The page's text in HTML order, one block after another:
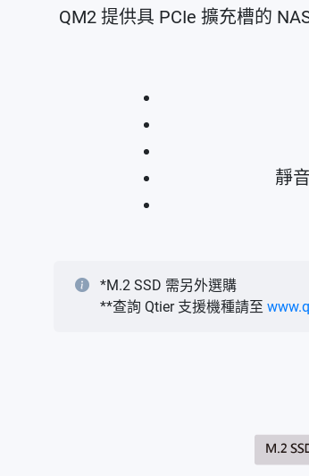
QM2 提供具 PCIe 擴充槽的
靜
*M.2 SSD 需另外選購
**查詢 Qtier 支援機種請至